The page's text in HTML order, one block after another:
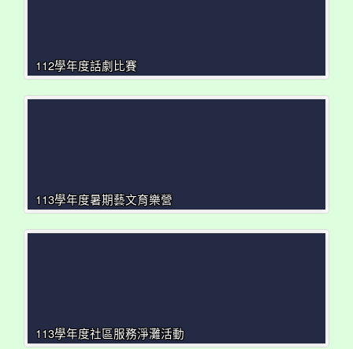
112學年度話劇比賽
113學年度暑期藝文育樂營
113學年度社區服務淨灘活動